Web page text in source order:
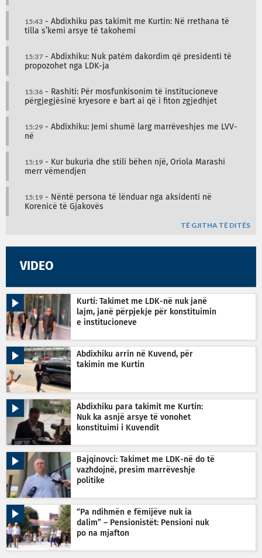
15:43 - Abdixhiku pas takimit me Kurtin: Në rrethana të
tilla s’kemi arsye të takohemi
15:37 - Abdixhiku: Nuk patëm dakordim që presidenti të
propozohet nga LDK-ja
15:36 - Rashiti: Për mosfunkisonim të institucioneve
përgjegjësinë kryesore e bart ai që i fiton zgjedhjet
15:29 - Abdixhiku: Jemi shumë larg marrëveshjes me LVV-
në
15:19 - Kur bukuria dhe stili bëhen një, Oriola Marashi
merr vëmendjen
15:19 - Nëntë persona të lënduar nga aksidenti në
Korenicë të Gjakovës
TË GJITHA TË DITËS
VIDEO
Kurti: Takimet me LDK-në nuk janë
lajm, janë përpjekje për konstituimin
e institucioneve
Abdixhiku arrin në Kuvend, për
takimin me Kurtin
Abdixhiku para takimit me Kurtin:
Nuk ka asnjë arsye të vonohet
konstituimi i Kuvendit
Bajqinovci: Takimet me LDK-në do të
vazhdojnë, presim marrëveshje
politike
“Pa ndihmën e fëmijëve nuk ia
dalim” – Pensionistët: Pensioni nuk
po na mjafton